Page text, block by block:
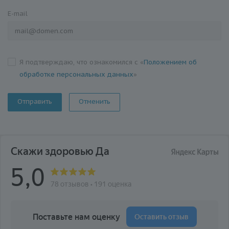
E-mail
Я подтверждаю, что ознакомился с «Положением об
обработке персональных данных»
Отменить